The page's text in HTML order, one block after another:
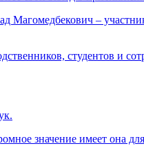
Магомедбекович –
студентов и
значение имеет она